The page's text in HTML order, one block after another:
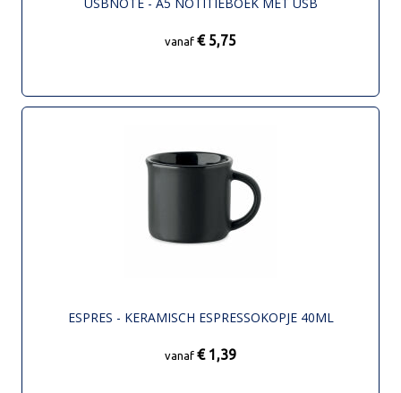
vanaf € 5,75
ESPRES - KERAMISCH ESPRESSOKOPJE 40ML
vanaf € 1,39